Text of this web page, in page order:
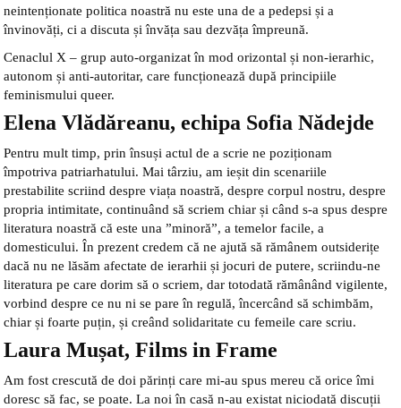
neintenționate politica noastră nu este una de a pedepsi și a
învinovăți, ci a discuta și învăța sau dezvăța împreună.
Cenaclul X – grup auto-organizat în mod orizontal și non-ierarhic,
autonom și anti-autoritar, care funcționează după principiile
feminismului queer.
Elena Vlădăreanu, echipa Sofia Nădejde
Pentru mult timp, prin însuși actul de a scrie ne poziționam
împotriva patriarhatului. Mai târziu, am ieșit din scenariile
prestabilite scriind despre viața noastră, despre corpul nostru, despre
propria intimitate, continuând să scriem chiar și când s-a spus despre
literatura noastră că este una ”minoră”, a temelor facile, a
domesticului. În prezent credem că ne ajută să rămânem outsiderițe
dacă nu ne lăsăm afectate de ierarhii și jocuri de putere, scriindu-ne
literatura pe care dorim să o scriem, dar totodată rămânând vigilente,
vorbind despre ce nu ni se pare în regulă, încercând să schimbăm,
chiar și foarte puțin, și creând solidaritate cu femeile care scriu.
Laura Mușat, Films in Frame
Am fost crescută de doi părinți care mi-au spus mereu că orice îmi
doresc să fac, se poate. La noi în casă n-au existat niciodată discuții